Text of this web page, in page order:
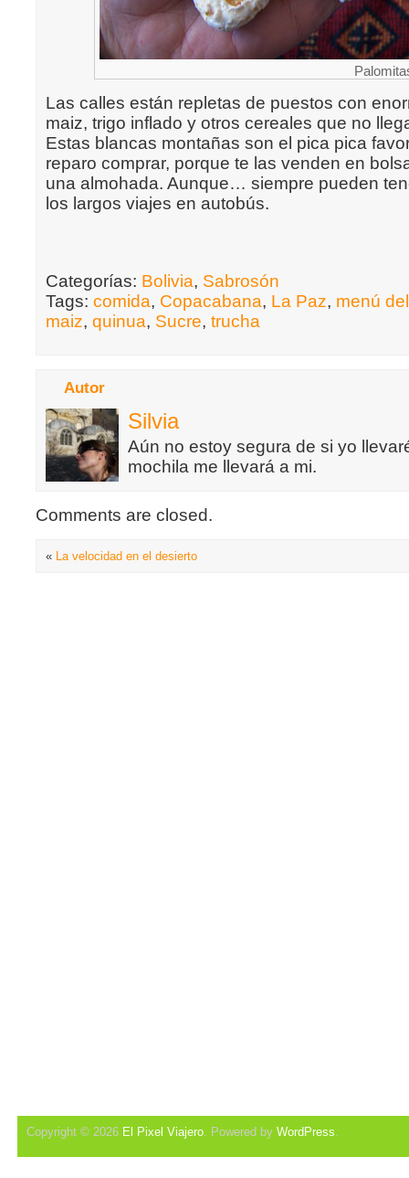
Las calles están repletas de puestos con
maiz, trigo inflado y otros cereales que no
Estas blancas montañas son el pica pica
reparo comprar, porque te las venden en
una almohada. Aunque… siempre pueden
los largos viajes en autobús.
Categorías: Bolivia, Sabrosón
Tags: comida, Copacabana, La Paz, menú
maiz, quinua, Sucre, trucha
Autor
Silvia
Aún no estoy segura de si yo
mochila me llevará a mi.
Comments are closed.
« La velocidad en el desierto
Copyright © 2026 El Pixel Viajero. Powered by WordPress.